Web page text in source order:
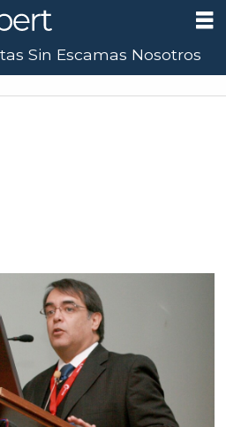
Sin Escamas Nosotros